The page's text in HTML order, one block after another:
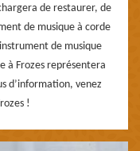
de restaurer, de
de musique à corde
de musique
à Frozes représentera
d’information, venez
!